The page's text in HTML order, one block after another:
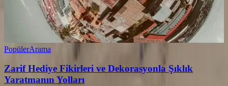
PopülerArama
Zarif Hediye Fikirleri ve Dekorasyonla Şıklık
Yaratmanın Yolları